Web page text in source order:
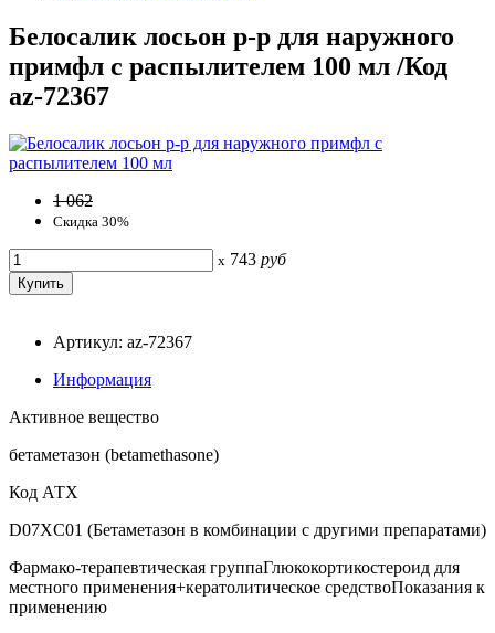
Белосалик лосьон р-р для наружного
примфл с распылителем 100 мл /Код
az-72367
1 062
Скидка 30%
x 743 руб
Артикул: az-72367
Информация
Активное вещество
бетаметазон (betamethasone)
Код АТХ
D07XC01 (Бетаметазон в комбинации с другими препаратами)
Фармако-терапевтическая группаГлюкокортикостероид для
местного применения+кератолитическое средствоПоказания к
применению